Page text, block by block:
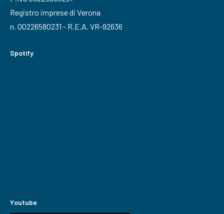
Registro imprese di Verona
n. 00226580231 - R.E.A. VR-92636
Spotify
Youtube